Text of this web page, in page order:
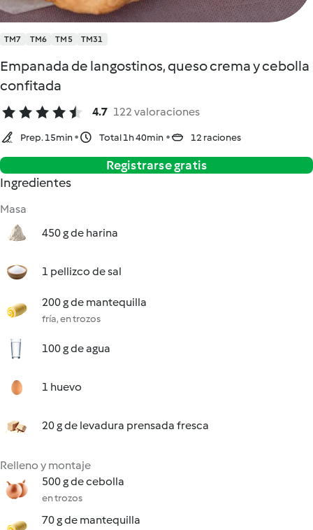
TM7 TM6 TM5 TM31
Empanada de langostinos, queso crema y cebolla
confitada
4.7 122 valoraciones
Prep. 15min Total 1h 40min 12 raciones
Registrarse gratis
Ingredientes
Masa
450 g de harina
1 pellizco de sal
200 g de mantequilla
fría, en trozos
100 g de agua
1 huevo
20 g de levadura prensada fresca
Relleno y montaje
500 g de cebolla
en trozos
70 g de mantequilla